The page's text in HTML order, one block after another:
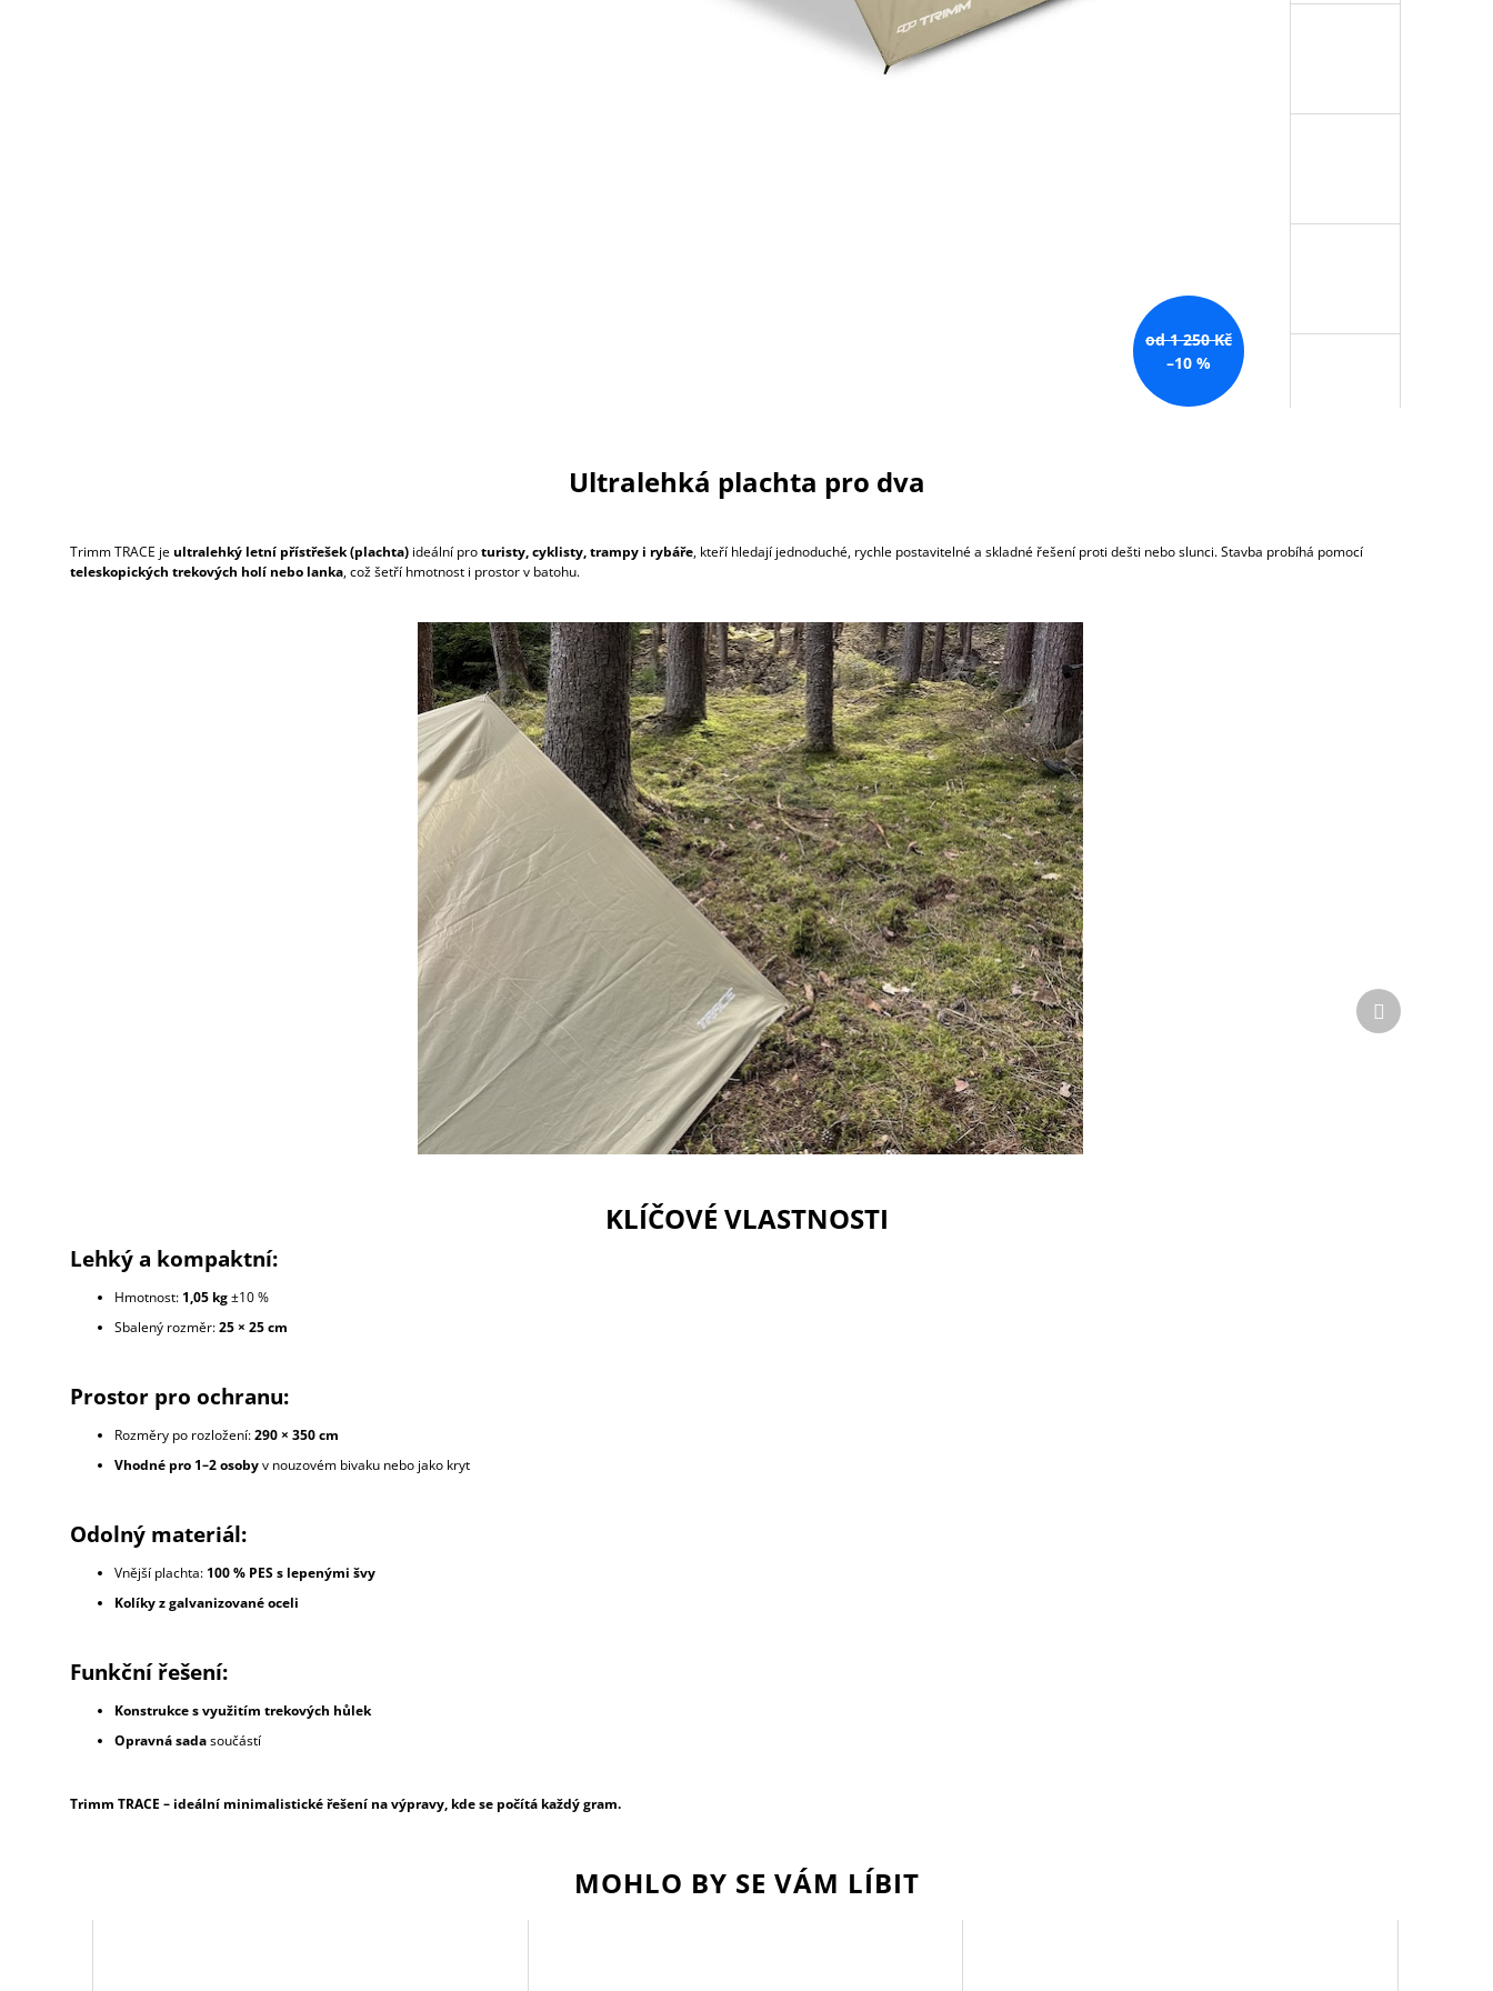
od 1 250 Kč
–10 %
Ultralehká plachta pro dva
Trimm TRACE jeultralehký letní přístřešek (plachta) ideální proturisty, cyklisty, trampy i rybáře, kteří hledají jednoduché, rychle postavitelné a skladné řešení proti dešti nebo slunci. Stavba probíhá pomocí
teleskopických trekových holí nebo lanka, což šetří hmotnost i prostor v batohu.
KLÍČOVÉ VLASTNOSTI
Lehký a kompaktní:
Hmotnost: 1,05 kg±10 %
Sbalený rozměr:25 × 25 cm
Prostor pro ochranu:
Rozměry po rozložení:290 × 350 cm
Vhodné pro 1–2 osobyv nouzovém bivaku nebo jako kryt
Odolný materiál:
Vnější plachta: 100 % PES s lepenými švy
Kolíky z galvanizované oceli
Funkční řešení:
Konstrukce s využitím trekových hůlek
Opravná sadasoučástí
Trimm TRACE – ideální minimalistické řešení na výpravy, kde se počítá každý gram.
MOHLO BY SE VÁM LÍBIT
Další
produkt